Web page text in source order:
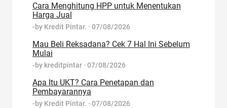
Cara Menghitung HPP untuk Menentukan
Harga Jual
-by Kredit Pintar. · 07/08/2026
Mau Beli Reksadana? Cek 7 Hal Ini Sebelum
Mulai
-by kreditpintar · 07/08/2026
Apa Itu UKT? Cara Penetapan dan
Pembayarannya
-by Kredit Pintar. · 07/08/2026